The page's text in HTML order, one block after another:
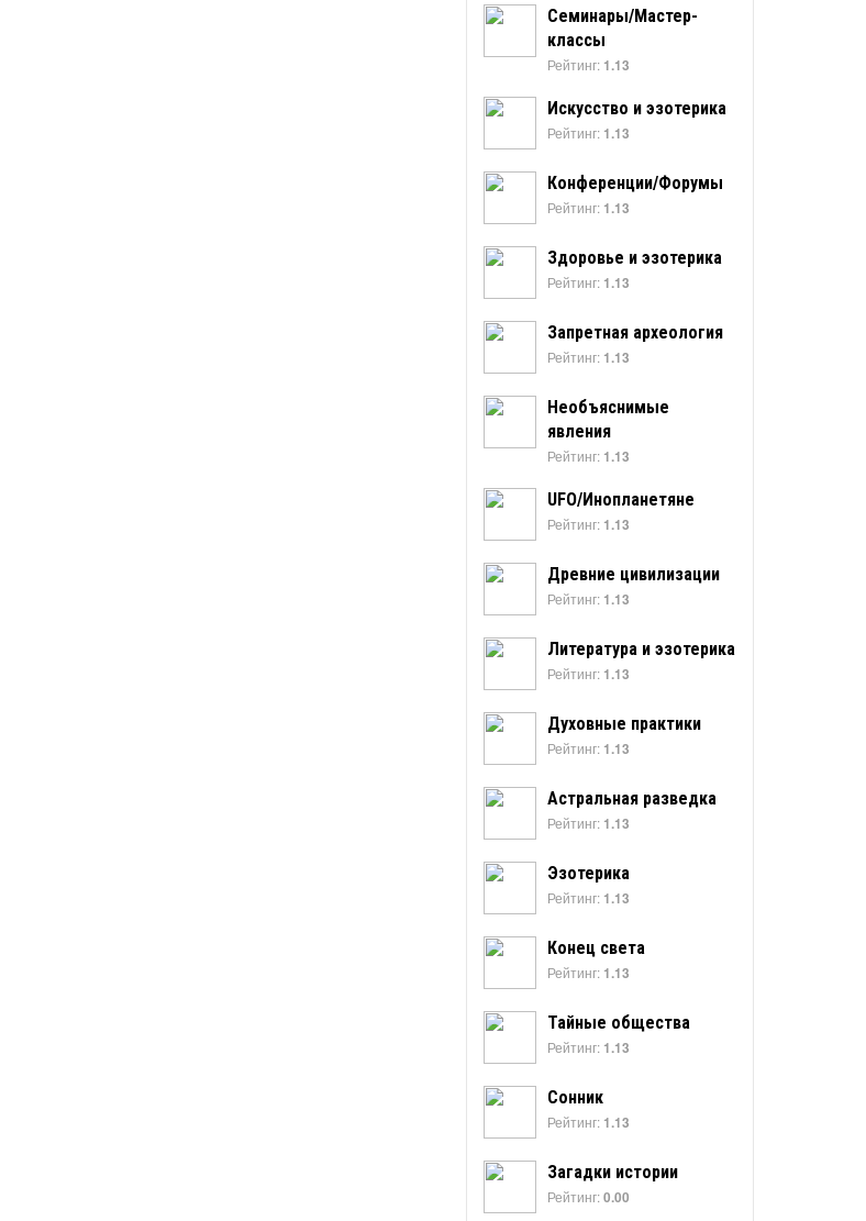
Семинары/Мастер-
классы
Рейтинг: 1.13
Искусство и эзотерика
Рейтинг: 1.13
Конференции/Форумы
Рейтинг: 1.13
Здоровье и эзотерика
Рейтинг: 1.13
Запретная археология
Рейтинг: 1.13
Необъяснимые
явления
Рейтинг: 1.13
UFO/Инопланетяне
Рейтинг: 1.13
Древние цивилизации
Рейтинг: 1.13
Литература и эзотерика
Рейтинг: 1.13
Духовные практики
Рейтинг: 1.13
Астральная разведка
Рейтинг: 1.13
Эзотерика
Рейтинг: 1.13
Конец света
Рейтинг: 1.13
Тайные общества
Рейтинг: 1.13
Сонник
Рейтинг: 1.13
Загадки истории
Рейтинг:0.00